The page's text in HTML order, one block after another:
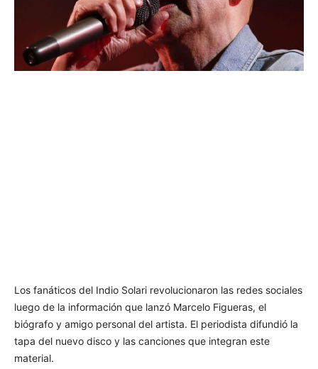
Los fanáticos del Indio Solari revolucionaron las redes sociales
luego de la información que lanzó Marcelo Figueras, el
biógrafo y amigo personal del artista. El periodista difundió la
tapa del nuevo disco y las canciones que integran este
material.